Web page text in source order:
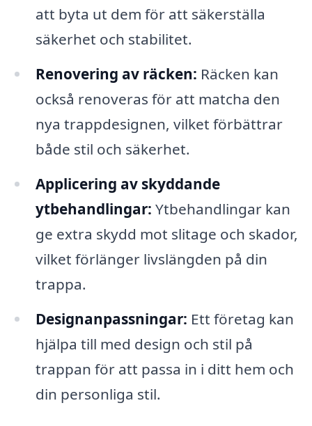
att byta ut dem för att säkerställa
säkerhet och stabilitet.
Renovering av räcken: Räcken kan
också renoveras för att matcha den
nya trappdesignen, vilket förbättrar
både stil och säkerhet.
Applicering av skyddande
ytbehandlingar: Ytbehandlingar kan
ge extra skydd mot slitage och skador,
vilket förlänger livslängden på din
trappa.
Designanpassningar: Ett företag kan
hjälpa till med design och stil på
trappan för att passa in i ditt hem och
din personliga stil.